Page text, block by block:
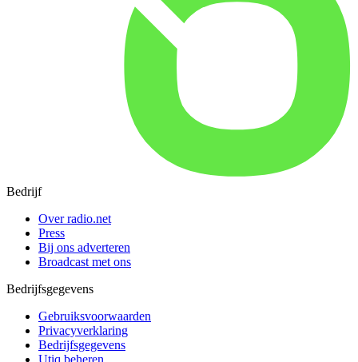
Bedrijf
Over radio.net
Press
Bij ons adverteren
Broadcast met ons
Bedrijfsgegevens
Gebruiksvoorwaarden
Privacyverklaring
Bedrijfsgegevens
Utiq beheren